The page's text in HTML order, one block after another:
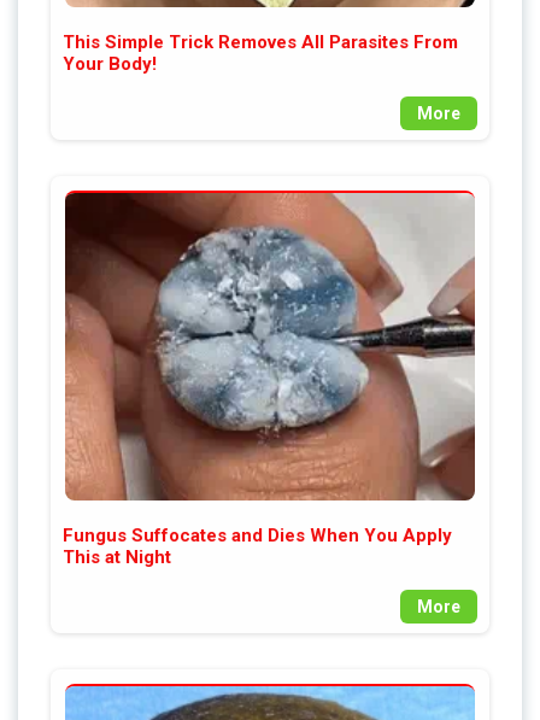
This Simple Trick Removes All Parasites From
Your Body!
More
Fungus Suffocates and Dies When You Apply
This at Night
More